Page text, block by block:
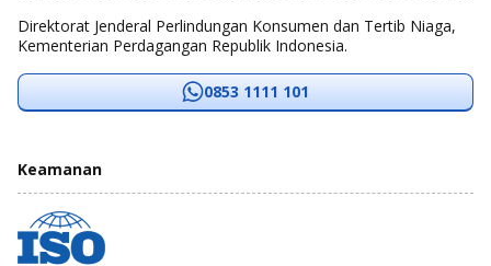
Direktorat Jenderal Perlindungan Konsumen dan Tertib Niaga,
Kementerian Perdagangan Republik Indonesia.
0853 1111 101
Keamanan